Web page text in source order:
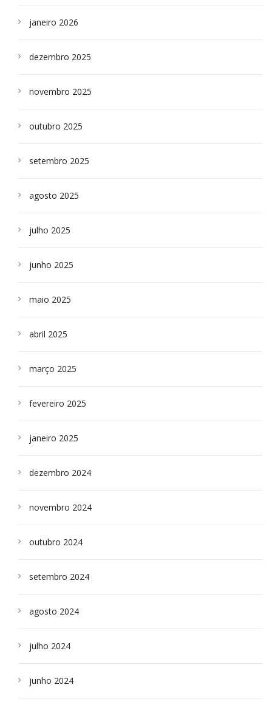
janeiro 2026
dezembro 2025
novembro 2025
outubro 2025
setembro 2025
agosto 2025
julho 2025
junho 2025
maio 2025
abril 2025
março 2025
fevereiro 2025
janeiro 2025
dezembro 2024
novembro 2024
outubro 2024
setembro 2024
agosto 2024
julho 2024
junho 2024